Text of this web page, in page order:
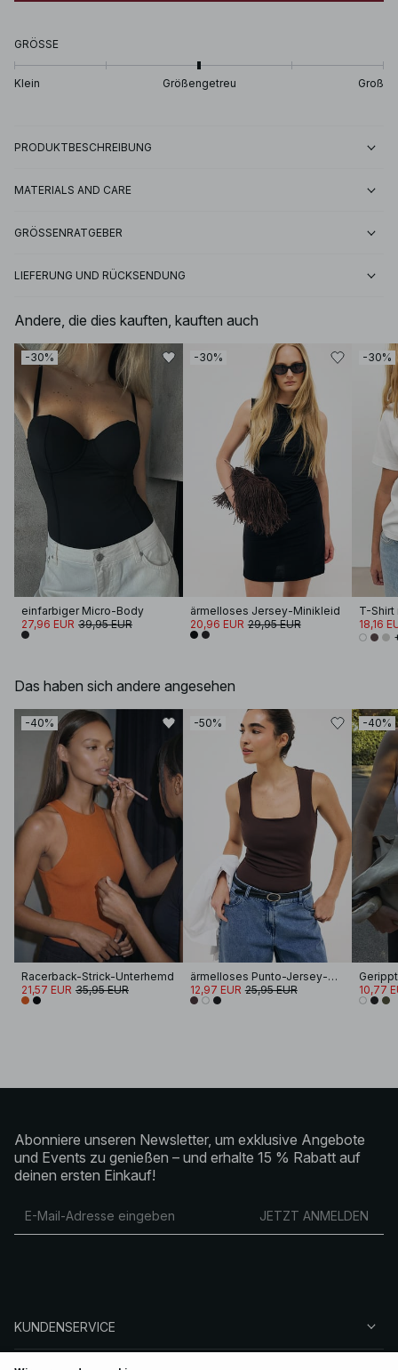
GRÖSSE
Klein Größengetreu Groß
PRODUKTBESCHREIBUNG
MATERIALS AND CARE
GRÖSSENRATGEBER
LIEFERUNG UND RÜCKSENDUNG
Andere, die dies kauften, kauften auch
-30%
einfarbiger Micro-Body
27,96 EUR 39,95 EUR
-30%
ärmelloses Jersey-Minikleid
20,96 EUR 29,95 EUR
-30%
18,16
Das haben sich andere angesehen
-40%
Racerback-Strick-Unterhemd
21,57 EUR 35,95 EUR
-50%
ärmelloses Punto-Jersey-Oberteil
12,97 EUR 25,95 EUR
-40%
10,77
Abonniere unseren Newsletter, um exklusive Angebote
und Events zu genießen – und erhalte 15 % Rabatt auf
deinen ersten Einkauf!
JETZT ANMELDEN
KUNDENSERVICE